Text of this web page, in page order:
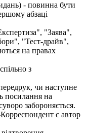
- повинна бути
абзаці
"Заява",
"Тест-драйв",
на правах
з
чи наступне
посилання на
забороняється.
є автор